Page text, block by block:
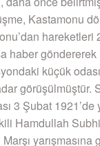
Kastamonu
hareketleri
haber göndererek
küçük
görüşülmüştür.
3 Şubat 1921’de
Hamdullah